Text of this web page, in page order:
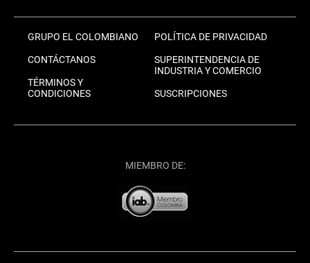
GRUPO EL COLOMBIANO
CONTÁCTANOS
TÉRMINOS Y
CONDICIONES
POLÍTICA DE PRIVACIDAD
SUPERINTENDENCIA DE
INDUSTRIA Y COMERCIO
SUSCRIPCIONES
MIEMBRO DE: